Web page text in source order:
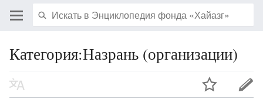
Категория:Назрань (организации)